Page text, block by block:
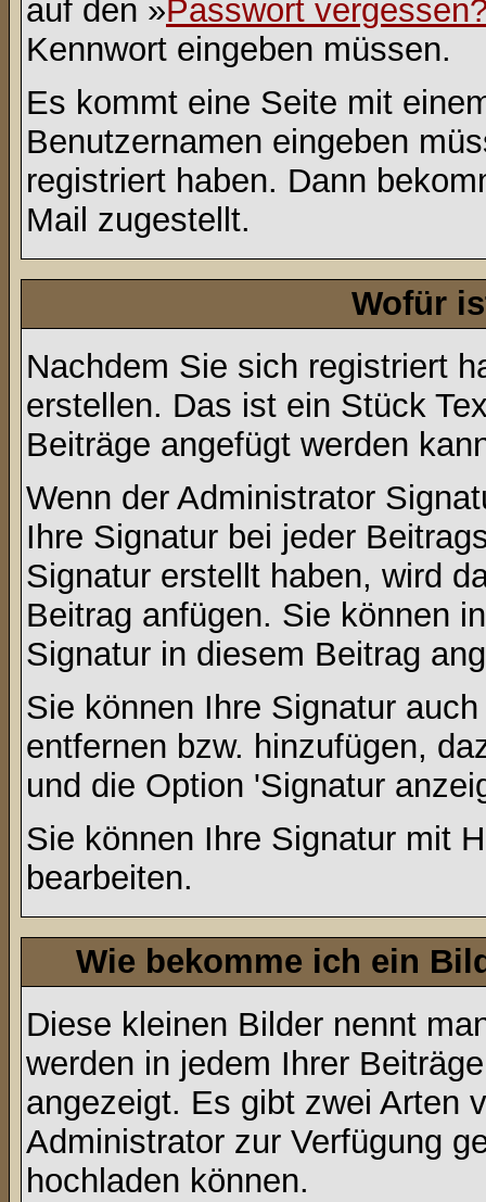
auf den »Passwort
Kennwort eingeben müssen.
Es kommt eine Seite mit
Benutzernamen eingeben
registriert haben. Dann
Mail zugestellt.
Wofür
Nachdem Sie sich registriert
erstellen. Das ist ein Stück
Beiträge angefügt werden
Wenn der Administrator
Ihre Signatur bei jeder
Signatur erstellt haben, wird
Beitrag anfügen. Sie können
Signatur in diesem Beitrag
Sie können Ihre Signatur
entfernen bzw. hinzufügen,
und die Option 'Signatur
Sie können Ihre Signatur mit
bearbeiten.
Wie bekomme ich ein
Diese kleinen Bilder nennt
werden in jedem Ihrer
angezeigt. Es gibt zwei Arten
Administrator zur Verfügung
hochladen können.